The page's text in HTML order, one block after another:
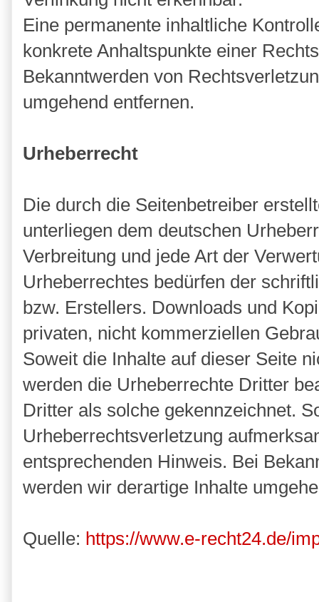
Eine permanente inhaltliche
konkrete Anhaltspunkte einer
Bekanntwerden von
umgehend entfernen.
Urheberrecht
Die durch die Seitenbetreiber
unterliegen dem deutschen
Verbreitung und jede Art der
Urheberrechtes bedürfen der
bzw. Erstellers. Downloads und
privaten, nicht kommerziellen
Soweit die Inhalte auf dieser Seite
werden die Urheberrechte Dritter
Dritter als solche gekennzeichnet.
Urheberrechtsverletzung
entsprechenden Hinweis. Bei
werden wir derartige Inhalte
Quelle: https://www.e-recht24.de/